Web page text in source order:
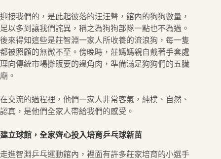
迎接我們的，是此起彼落的汪汪聲，館內的狗狗數量，
足以多到讓我們詫異，稱之為狗狗部隊一點也不為過。
後來得知這些是莊智淵一家人所收養的流浪狗，每一隻
都被照顧的無微不至。傍晚時，莊媽媽親自戴著手套處
理向傳統市場攤販要的邊角肉，準備滿足狗狗們的五臟
廟。
在交流的過程裡，他們一家人非常客氣，純樸、自然、
認真，是他們全家人帶給我們的感受。
建立球館，全家齊心投入培育乒乓球新苗
走進智淵乒乓運動館內，裡面有許多莊家培育的小選手